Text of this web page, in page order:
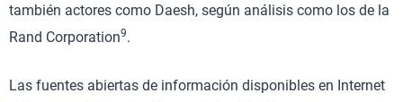
también actores como Daesh, según análisis como los de la
Rand Corporation9.
Las fuentes abiertas de información disponibles en Internet